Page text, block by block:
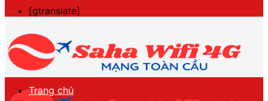
[gtranslate]
Trang chủ